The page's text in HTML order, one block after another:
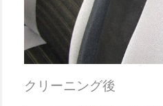
クリーニング後